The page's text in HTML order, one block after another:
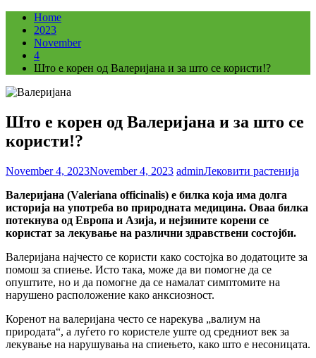
Home
2023
November
4
Што е корен од Валеријана и за што се користи!?
Што е корен од Валеријана и за што се
користи!?
November 4, 2023November 4, 2023 adminЛековити растенија
Валеријана (Valeriana officinalis) е билка која има долга
историја на употреба во природната медицина. Оваа билка
потекнува од Европа и Азија, и нејзините корени се
користат за лекување на различни здравствени состојби.
Валеријана најчесто се користи како состојка во додатоците за
помош за спиење. Исто така, може да ви помогне да се
опуштите, но и да помогне да се намалат симптомите на
нарушено расположение како анксиозност.
Коренот на валеријана често се нарекува „валиум на
природата“, а луѓето го користеле уште од средниот век за
лекување на нарушувања на спиењето, како што е несоницата.